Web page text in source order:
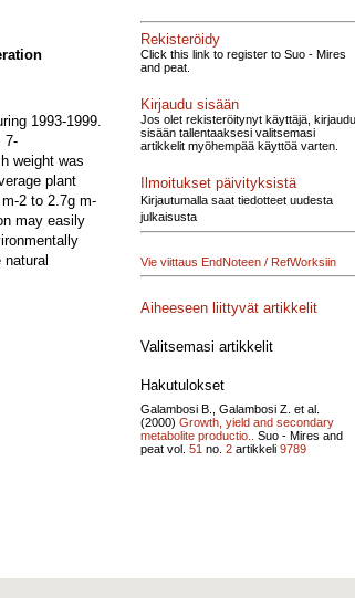
1993-1999.
7-
weight was
plant
2 to 2.7g m-
may easily
Rekisteröidy
Click this link to register to Suo - Mires
and peat.
Kirjaudu sisään
Jos olet rekisteröitynyt käyttäjä, kirjaudu
sisään tallentaaksesi valitsemasi
artikkelit myöhempää käyttöä varten.
Ilmoitukset päivityksistä
Kirjautumalla saat tiedotteet uudesta
julkaisusta
Vie viittaus EndNoteen / RefWorksiin
Aiheeseen liittyvät artikkelit
Valitsemasi artikkelit
Hakutulokset
Galambosi B., Galambosi Z. et al.
(2000) Growth, yield and secondary
metabolite productio..
Suo - Mires and
peat vol. 51 no. 2 artikkeli 9789